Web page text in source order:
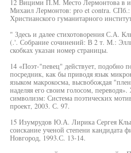
12 Вицими П.М. Место Лермонтова в
Михаил Лермонтов: pro et contra. СПб.:
Христианского гуманитарного
" Здесь и далее стихотоворения С.А.
(.'. Собрание сочинений: В 2 т. М.:
скобках указан номер страницы.
14 «Поэт-"певец" действует, подобно
посредник, как бы приводя язык
языком макрокосма, высвобождая
наделяя его своим голосом,
символизм: Система поэтических
проект, 2003. С. 97.
15 Изумрудов Ю.А. Лирика Сергея
соискание ученой степени кандидата
Новгород, 1993.С. 13-14.